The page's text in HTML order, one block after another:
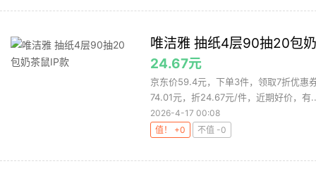
唯洁雅 抽纸4层90抽20包
24.67元
京东价59.4元，下单3件，领取7折优
74.01元，折24.67元/件，近期好价，有
2026-4-17 00:08
值！ +0
不值 -0